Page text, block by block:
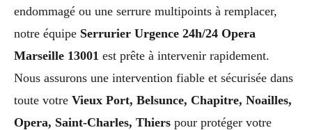
endommagé ou une serrure multipoints à remplacer,
notre équipe Serrurier Urgence 24h/24 Opera
Marseille 13001 est prête à intervenir rapidement.
Nous assurons une intervention fiable et sécurisée dans
toute votre Vieux Port, Belsunce, Chapitre, Noailles,
Opera, Saint-Charles, Thiers pour protéger votre